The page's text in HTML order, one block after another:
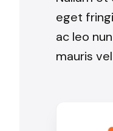
eget
ac leo
mauris